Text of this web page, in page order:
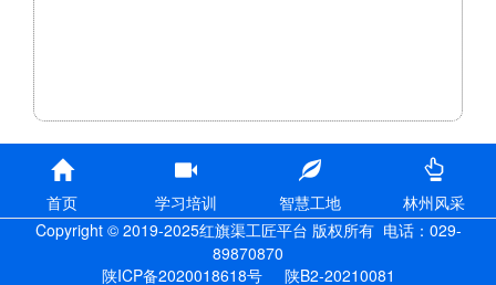
首页 学习培训 智慧工地
林州风采
Copyright © 2019-2025红旗渠工匠平台 版权所有 电话：029-
89870870
陕ICP备2020018618号
陕B2-20210081